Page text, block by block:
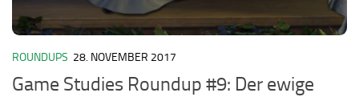
ROUNDUPS 28. NOVEMBER 2017
Game Studies Roundup #9: Der ewige